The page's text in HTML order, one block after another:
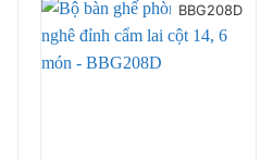
BBG208D